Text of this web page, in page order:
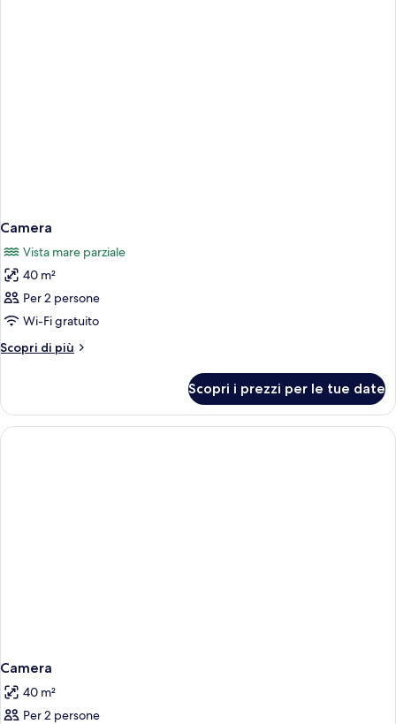
Camera
Vista mare parziale
40 m²
Per 2 persone
Wi-Fi gratuito
Scopri di più
Altri
Scopri i prezzi per le tue date
Camera
40 m²
Per 2 persone